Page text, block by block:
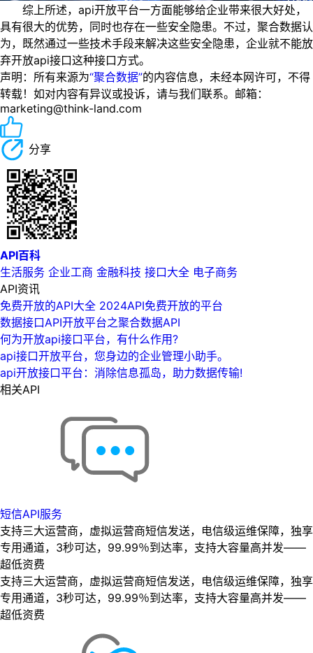
综上所述，api开放平台一方面能够给企业带来很大好处，
具有很大的优势，同时也存在一些安全隐患。不过，聚合数据认
为，既然通过一些技术手段来解决这些安全隐患，企业就不能放
弃开放api接口这种接口方式。
声明：所有来源为“聚合数据”的内容信息，未经本网许可，不得
转载！如对内容有异议或投诉，请与我们联系。邮箱：
marketing@think-land.com
分享
API百科
生活服务 企业工商 金融科技 接口大全 电子商务
API资讯
免费开放的API大全 2024API免费开放的平台
数据接口API开放平台之聚合数据API
何为开放api接口平台，有什么作用?
api接口开放平台，您身边的企业管理小助手。
api开放接口平台：消除信息孤岛，助力数据传输!
相关API
短信API服务
支持三大运营商，虚拟运营商短信发送，电信级运维保障，独享
专用通道，3秒可达，99.99％到达率，支持大容量高并发——
超低资费
支持三大运营商，虚拟运营商短信发送，电信级运维保障，独享
专用通道，3秒可达，99.99％到达率，支持大容量高并发——
超低资费